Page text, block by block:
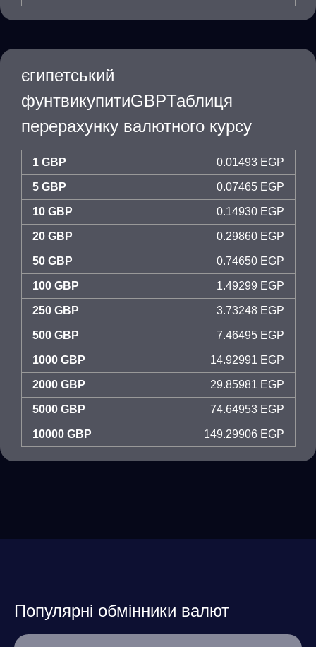
єгипетський
фунтвикупитиGBPТаблиця
перерахунку валютного курсу
1 GBP 0.01493 EGP
5 GBP 0.07465 EGP
10 GBP 0.14930 EGP
20 GBP 0.29860 EGP
50 GBP 0.74650 EGP
100 GBP 1.49299 EGP
250 GBP 3.73248 EGP
500 GBP 7.46495 EGP
1000 GBP 14.92991 EGP
2000 GBP 29.85981 EGP
5000 GBP 74.64953 EGP
10000 GBP 149.29906 EGP
Популярні обмінники валют